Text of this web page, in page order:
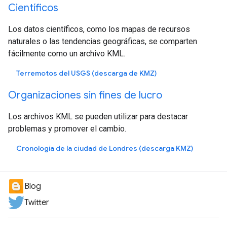
Científicos
Los datos científicos, como los mapas de recursos
naturales o las tendencias geográficas, se comparten
fácilmente como un archivo KML.
Terremotos del USGS (descarga de KMZ)
Organizaciones sin fines de lucro
Los archivos KML se pueden utilizar para destacar
problemas y promover el cambio.
Cronología de la ciudad de Londres (descarga KMZ)
Blog
Twitter